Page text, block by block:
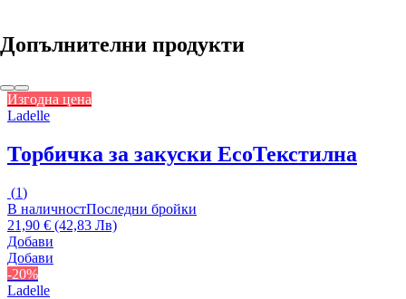
Допълнителни продукти
Изгодна цена
Ladelle
Торбичка за закуски EcoТекстилна
(1)
В наличностПоследни бройки
21,90 € (42,83 Лв)
Добави
Добави
-20%
Ladelle